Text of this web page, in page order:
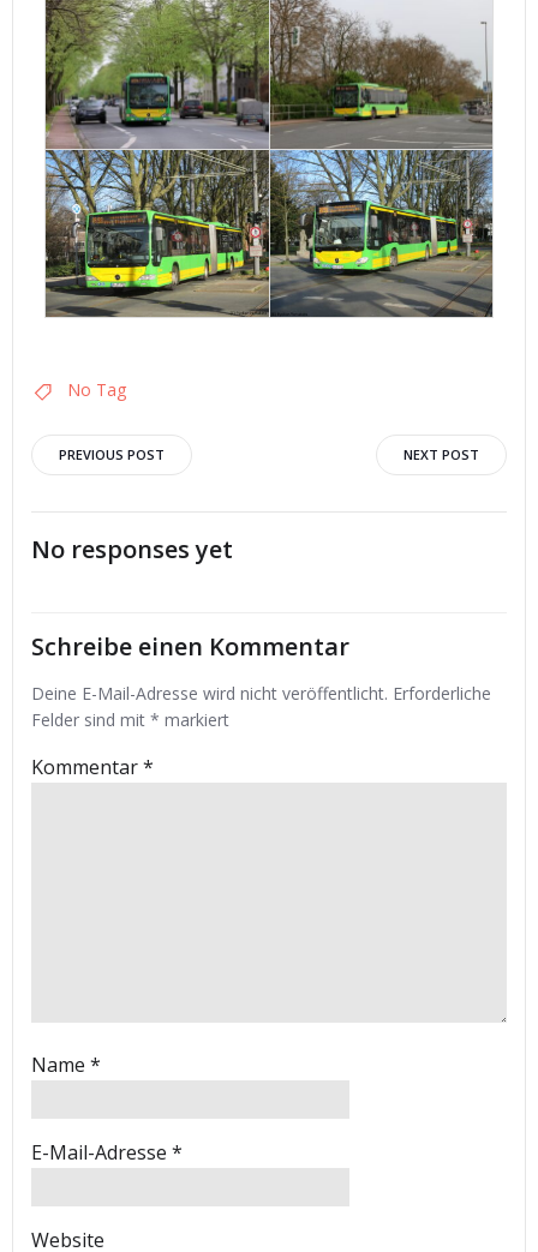
No Tag
Post
navigation
PREVIOUS POST
navigation
NEXT POST
No responses yet
Schreibe einen Kommentar
Deine E-Mail-Adresse wird nicht veröffentlicht. Erforderliche
Felder sind mit * markiert
Kommentar*
Name *
E-Mail-Adresse *
Website